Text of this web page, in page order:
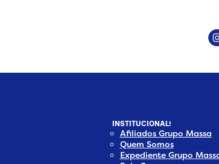
INSTITUCIONAL!
Afiliados Grupo Massa
Quem Somos
Expediente Grupo